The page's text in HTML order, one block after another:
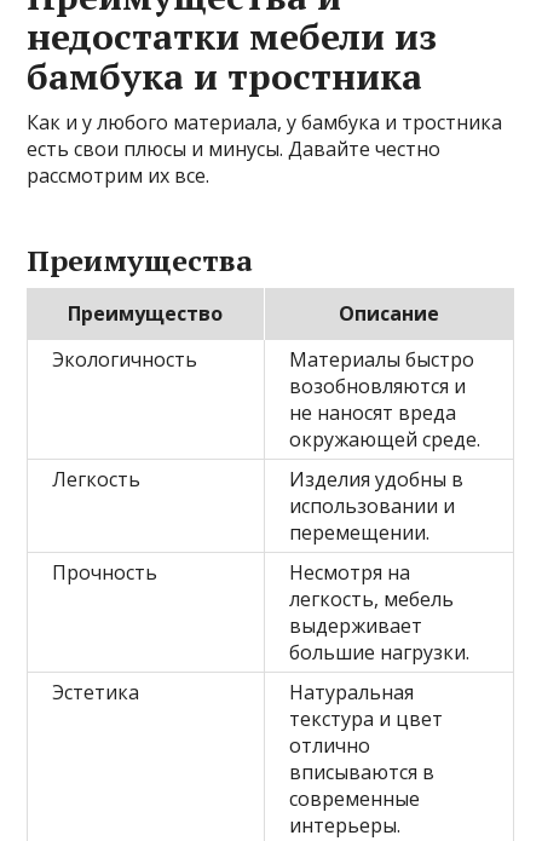
недостатки мебели из
бамбука и тростника
Как и у любого материала, у бамбука и тростника
есть свои плюсы и минусы. Давайте честно
рассмотрим их все.
Преимущества
Преимущество
Описание
Экологичность
Материалы быстро
возобновляются и
не наносят вреда
окружающей среде.
Легкость
Изделия удобны в
использовании и
перемещении.
Прочность
Несмотря на
легкость, мебель
выдерживает
большие нагрузки.
Эстетика
Натуральная
текстура и цвет
отлично
вписываются в
современные
интерьеры.